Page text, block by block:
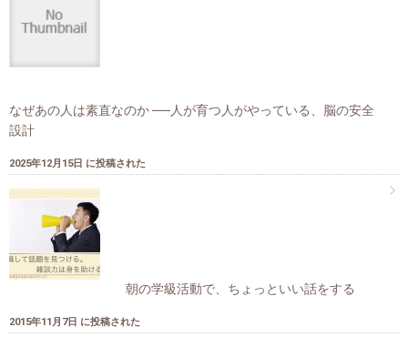
なぜあの人は素直なのか ──人が育つ人がやっている、脳の安全
設計
2025年12月15日 に投稿された
朝の学級活動で、ちょっといい話をする
2015年11月7日 に投稿された